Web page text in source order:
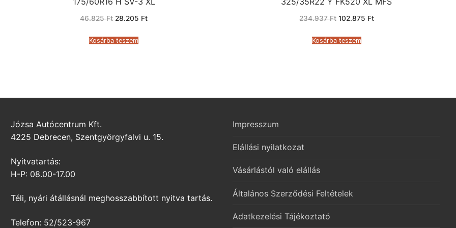
46.825Ft Original
46.825 Ft.
28.205 FtCurrent
Kosárba teszem
234.937Ft Original
234.937 Ft.
102.875 FtCurrent
Kosárba teszem
Józsa Autócentrum Kft.
4225 Debrecen, Szentgyörgyfalvi u. 15.
Nyitvatartás:
H-P: 08.00-17.00
Téli, nyári átállásnál meghosszabbított nyitva tartás.
Telefon: 52/523-967
Impresszum
Elállási nyilatkozat
Vásárlástól való elállás
Általános Szerződési Feltételek
Adatkezelési Tájékoztató